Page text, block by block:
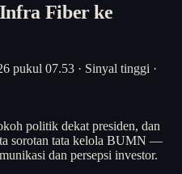
Fiber ke
pukul 07.53 · Sinyal tinggi ·
politik dekat presiden, dan
sorotan tata kelola BUMN —
dan persepsi investor.